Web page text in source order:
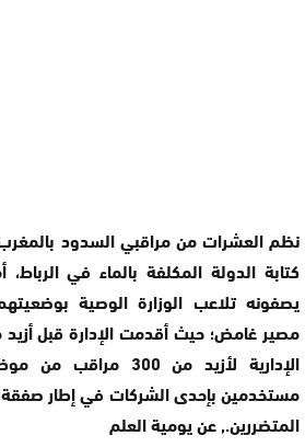
نظم العشرات من مراقبي السدود
كتابة الدولة المكلفة بالماء في
يصفونه تلاعب الوزارة الوصية
مصير غامض؛ حيث أقدمت الإدارة قبل
الإدارية لأزيد من
مستخدمين بإحدى الشركات في إطار صفقة
المتضررين., عن يومية العلم